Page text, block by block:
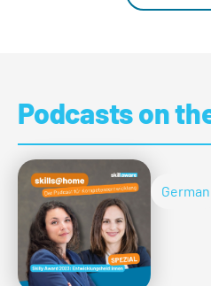
Podcasts on
German